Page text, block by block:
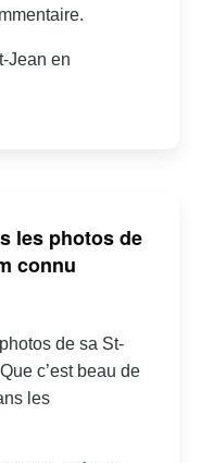
Jean en
les photos de
connu
de sa St-
c’est beau de
les